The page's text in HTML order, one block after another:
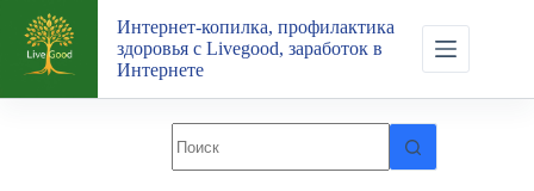
Перейти
сути
Интернет-копилка, профилактика
здоровья с Livegood, заработок в
Интернете